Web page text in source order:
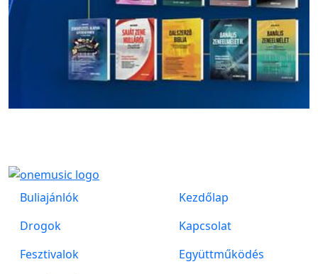
Buliajánlók
Drogok
Fesztivalok
Kezdőlap
Kapcsolat
Együttműködés